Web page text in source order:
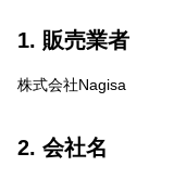
1. 販売業者
株式会社Nagisa
2. 会社名